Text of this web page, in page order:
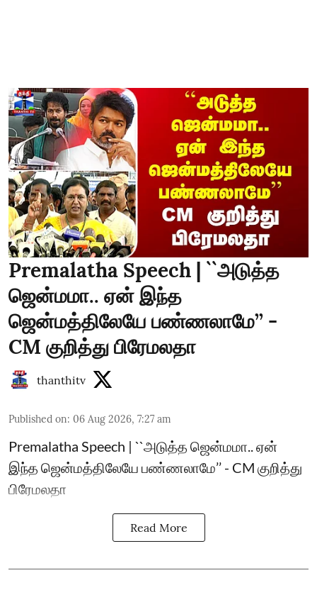
Premalatha Speech | ``அடுத்த
ஜென்மமா.. ஏன் இந்த
ஜென்மத்திலேயே பண்ணலாமே’’ -
CM குறித்து பிரேமலதா
thanthitv
Published on: 06 Aug 2026, 7:27 am
Premalatha Speech | ``அடுத்த ஜென்மமா.. ஏன்
இந்த ஜென்மத்திலேயே பண்ணலாமே’’ - CM குறித்து
பிரேமலதா
Read More